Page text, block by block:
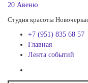
20 Авеню
Студия красоты
+7 (951) 835 68 57
Главная
Лента событий